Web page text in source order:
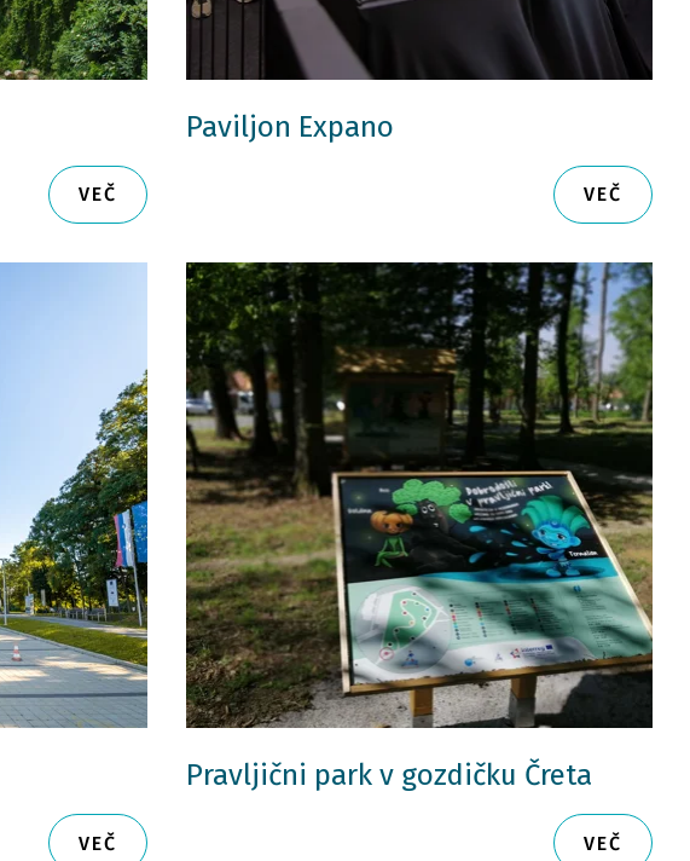
VEČ
Paviljon Expano
VEČ
VEČ
Pravljični park v gozdičku Čreta
VEČ